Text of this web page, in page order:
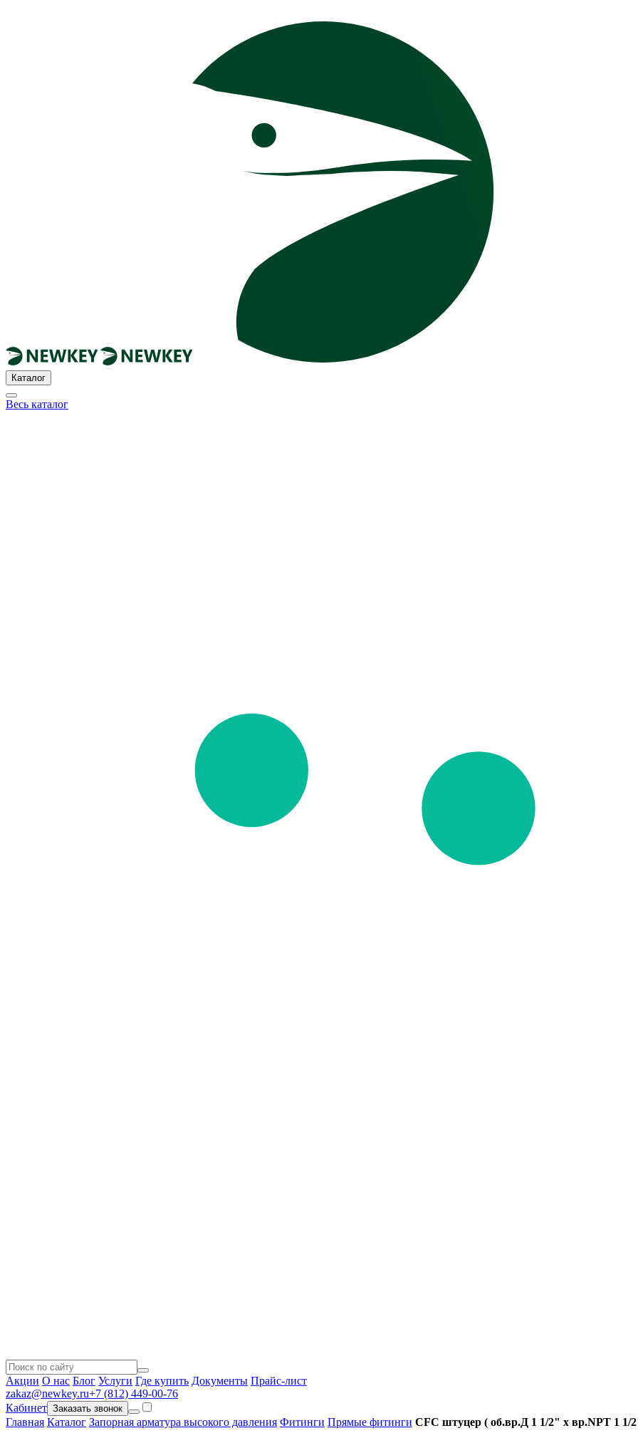
Каталог
Весь каталог
Акции О нас Блог Услуги Где купить Документы Прайс-лист
zakaz@newkey.ru+7 (812) 449-00-76
Кабинет Заказать звонок
Главная Каталог Запорная арматура высокого давления Фитинги Прямые фитинги CFC штуцер ( об.вр.Д 1 1/2" x вр.NPT 1 1/